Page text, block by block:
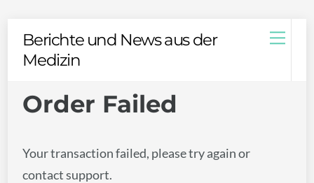
Berichte und News aus der
Medizin
Order Failed
Your transaction failed, please try again or
contact support.